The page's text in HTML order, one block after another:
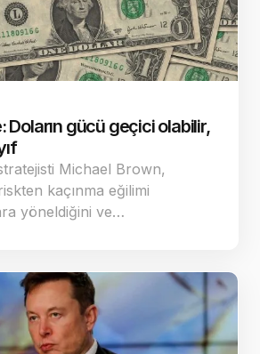
Doların gücü geçici olabilir,
Michael Brown,
kaçınma eğilimi
yöneldiğini ve…